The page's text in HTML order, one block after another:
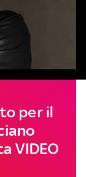
per il
VIDEO